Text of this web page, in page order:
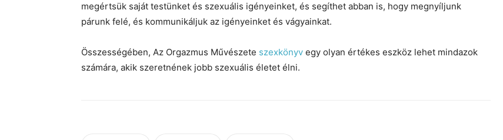
megértsük saját testünket és szexuális igényeinket, és segíthet abban is, hogy megnyíljunk
párunk felé, és kommunikáljuk az igényeinket és vágyainkat.
Összességében, Az Orgazmus Művészete szexkönyv egy olyan értékes eszköz lehet mindazok
számára, akik szeretnének jobb szexuális életet élni.